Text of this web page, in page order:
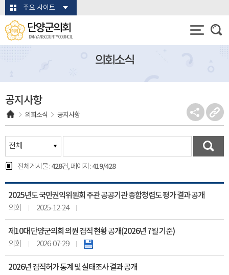
본문바로가기주요 사이트
단양군의회
DANYANG COUNTY COUNCIL
의회소식
공지사항
의회소식 공지사항
전체게시물 :428건, 페이지 :419/428
2025년도 국민권익위원회 주관 공공기관 종합청렴도 평가 결과 공개
의회 2025-12-24
제10대 단양군의회 의원 겸직 현황 공개(2026년 7월 기준)
의회 2026-07-29
2026년 겸직허가 통계 및 실태조사 결과 공개